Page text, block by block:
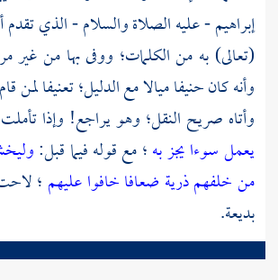
إبراهيم- عليه الصلاة والسلام - الذي تقدم
(تعالى) به من الكلمات؛ ووفى بها من غير
وأنه كان حنيفا ميالا مع الدليل؛ تعنيفا لمن
وأتاه صريح النقل؛ وهو يراجع! وإذا
يعمل سوءا يجز به؛ مع قوله فيما قبل:
من خلفهم ذرية ضعافا خافوا عليهم ؛
بديعة.